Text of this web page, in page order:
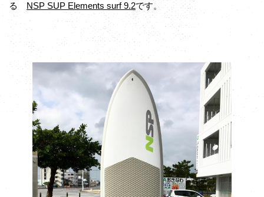
るNSP SUP Elements surf 9.2です。